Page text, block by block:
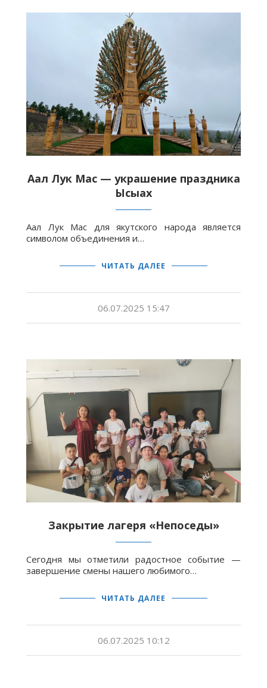
Аал Лук Мас — украшение праздника
Ысыах
Аал Лук Мас для якутского народа является
символом объединения и…
ЧИТАТЬ ДАЛЕЕ
06.07.2025 15:47
Закрытие лагеря «Непоседы»
Сегодня мы отметили радостное событие —
завершение смены нашего любимого…
ЧИТАТЬ ДАЛЕЕ
06.07.2025 10:12